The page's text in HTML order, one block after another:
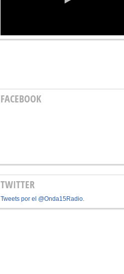
FACEBOOK
TWITTER
Tweets por el @Onda15Radio.